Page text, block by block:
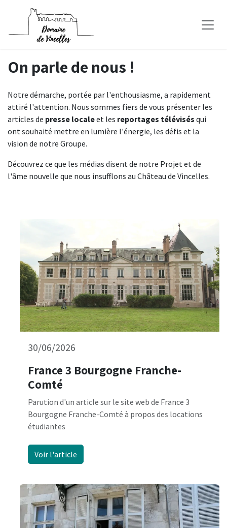
Se rendre au contenu
On parle de nous !
Notre démarche, portée par l'enthousiasme, a rapidement
attiré l'attention. Nous sommes fiers de vous présenter les
articles de presse localeet les reportages télévisés qui
ont souhaité mettre en lumière l'énergie, les défis et la
vision de notre Groupe.
Découvrez ce que les médias disent de notre Projet et de
l'âme nouvelle que nous insufflons au Château de Vincelles.
30/06/2026
France 3 Bourgogne Franche-
Comté
Parution d'un article sur le site web de France 3
Bourgogne Franche-Comté à propos des locations
étudiantes
Voir l'article